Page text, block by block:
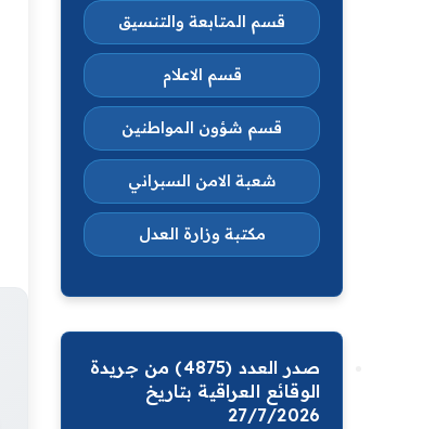
قسم المتابعة والتنسيق
قسم الاعلام
قسم شؤون المواطنين
شعبة الامن السبراني
مكتبة وزارة العدل
صدر العدد (4875) من جريدة
الوقائع العراقية بتاريخ
27/7/2026